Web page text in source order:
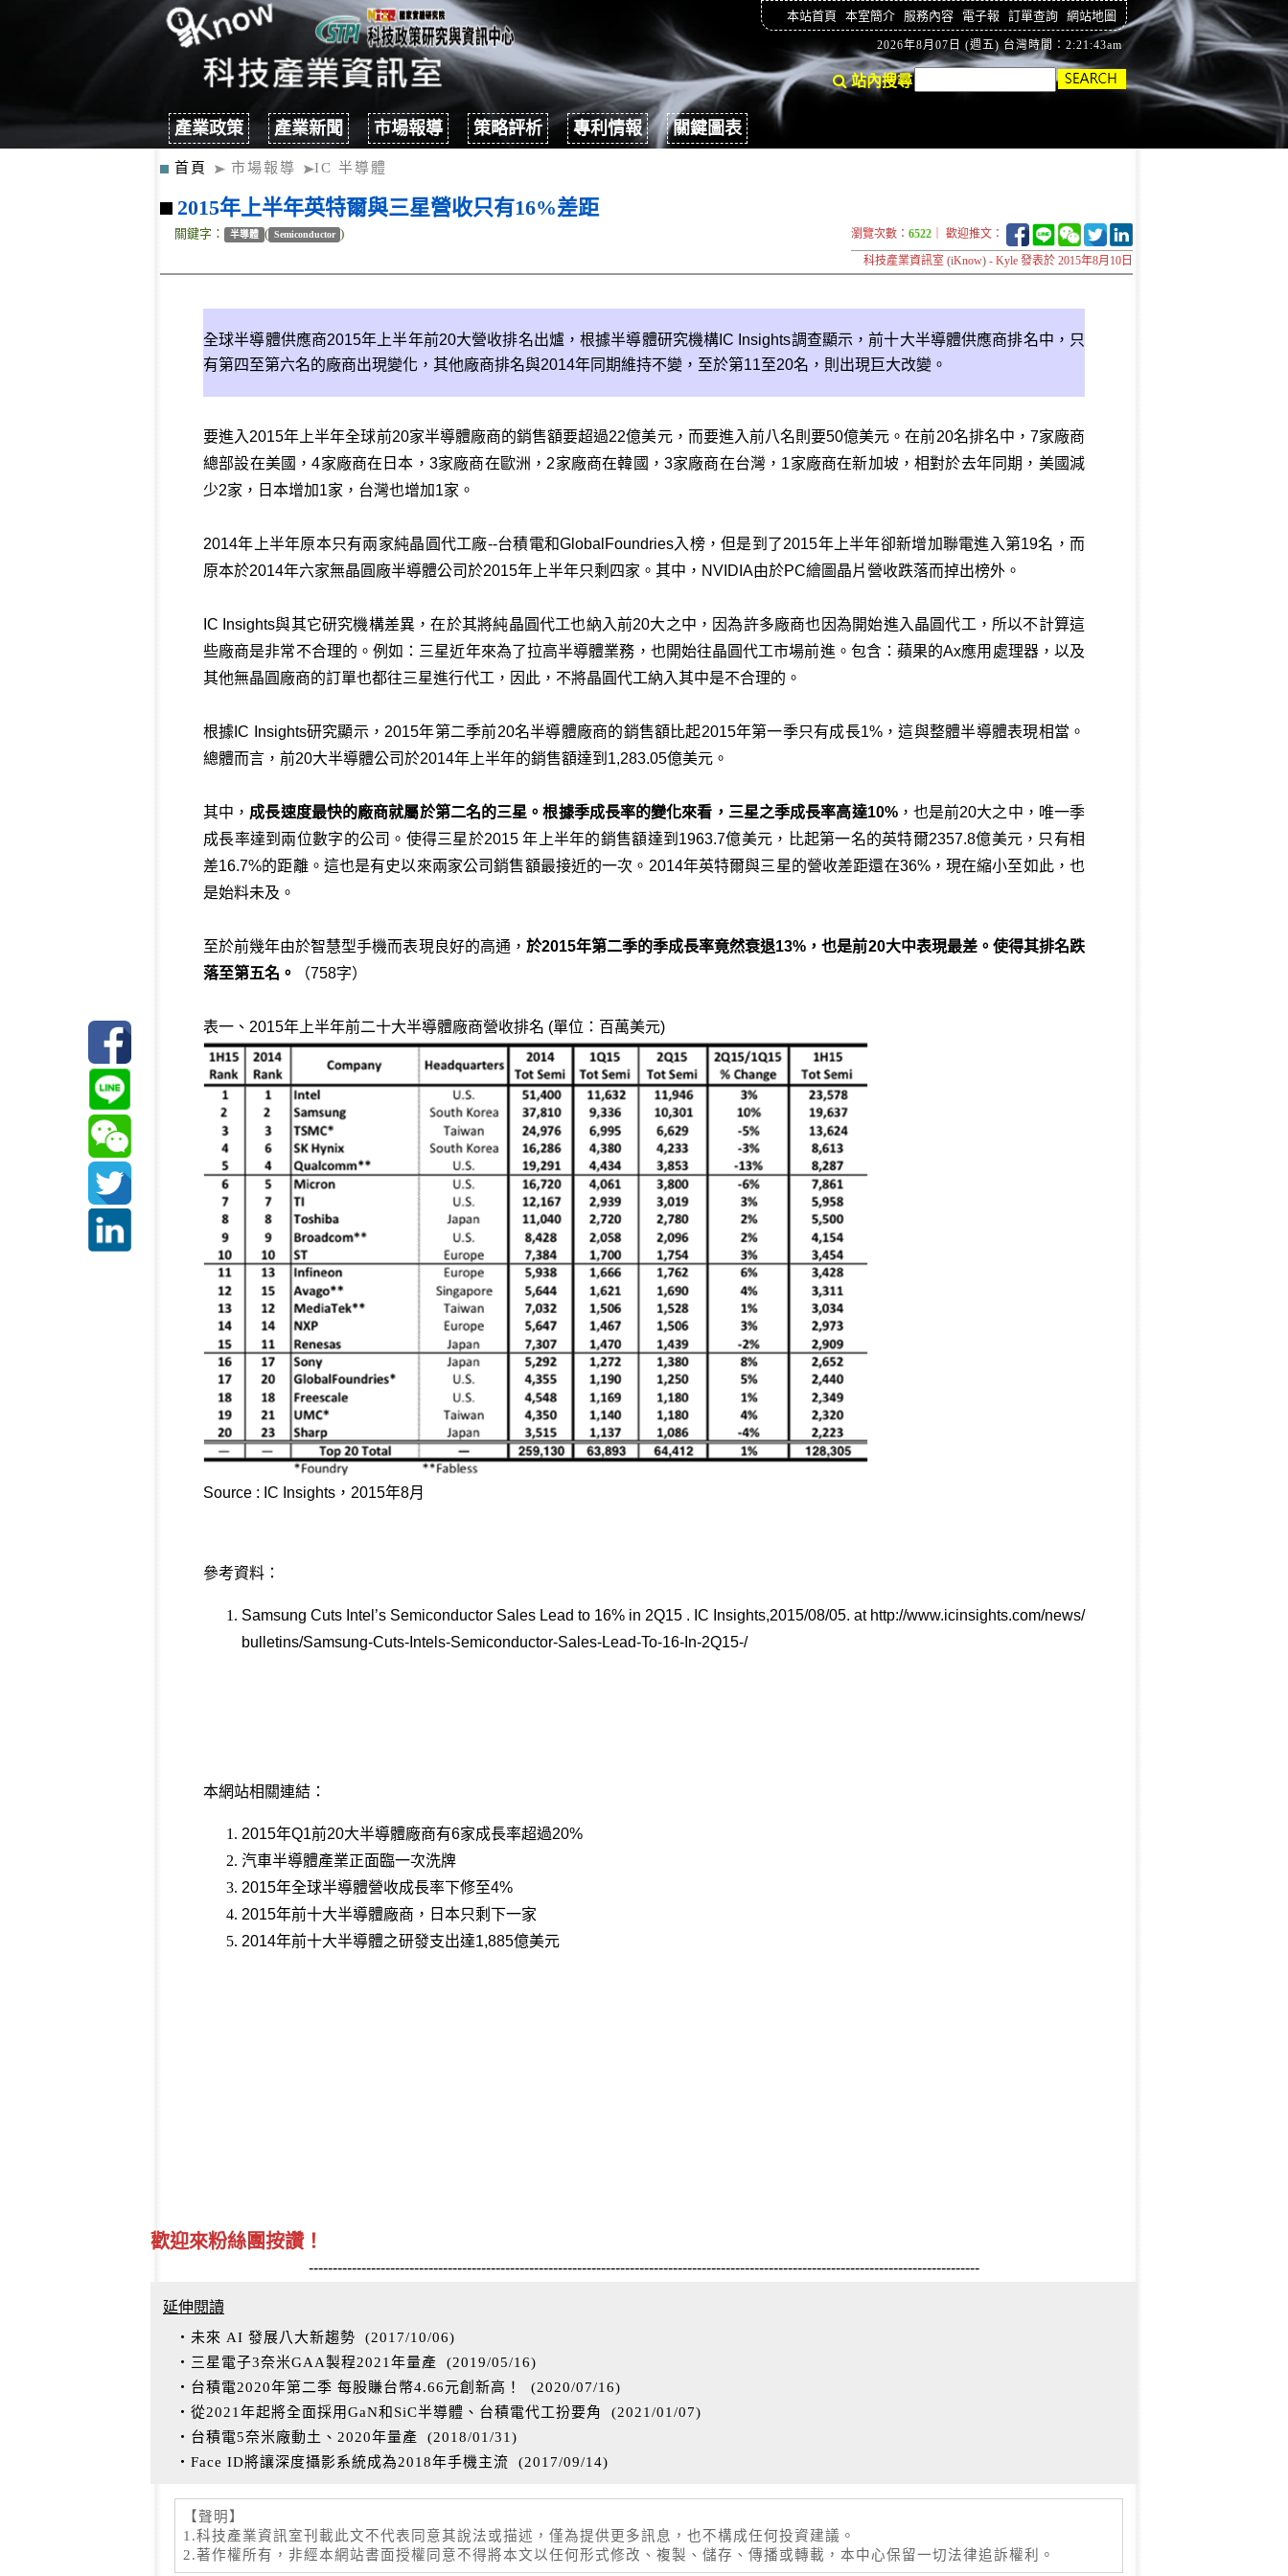
本站首頁 本室簡介 服務內容 電子報 訂單查詢 網站地圖
2026年8月07日 (週五) 台灣時間：2:21:44am
站內搜尋
產業政策 產業新聞 市場報導 策略評析 專利情報 關鍵圖表
首頁 市場報導 IC 半導體
2015年上半年英特爾與三星營收只有16%差距
關鍵字： 半導體 ( Semiconductor ) 瀏覽次數： 6522 ｜ 歡迎推文：
科技產業資訊室 (iKnow) - Kyle 發表於 2015年8月10日
全球半導體供應商2015年上半年前20大營收排名出爐，根據半導體研究機構IC Insights調查顯示，前十大半導體供應商排名中，只
有第四至第六名的廠商出現變化，其他廠商排名與2014年同期維持不變，至於第11至20名，則出現巨大改變。
要進入2015年上半年全球前20家半導體廠商的銷售額要超過22億美元，而要進入前八名則要50億美元。在前20名排名中，7家廠商
總部設在美國，4家廠商在日本，3家廠商在歐洲，2家廠商在韓國，3家廠商在台灣，1家廠商在新加坡，相對於去年同期，美國減
少2家，日本增加1家，台灣也增加1家。
2014年上半年原本只有兩家純晶圓代工廠--台積電和GlobalFoundries入榜，但是到了2015年上半年卻新增加聯電進入第19名，而
原本於2014年六家無晶圓廠半導體公司於2015年上半年只剩四家。其中，NVIDIA由於PC繪圖晶片營收跌落而掉出榜外。
IC Insights與其它研究機構差異，在於其將純晶圓代工也納入前20大之中，因為許多廠商也因為開始進入晶圓代工，所以不計算這
些廠商是非常不合理的。例如：三星近年來為了拉高半導體業務，也開始往晶圓代工市場前進。包含：蘋果的Ax應用處理器，以及
其他無晶圓廠商的訂單也都往三星進行代工，因此，不將晶圓代工納入其中是不合理的。
根據IC Insights研究顯示，2015年第二季前20名半導體廠商的銷售額比起2015年第一季只有成長1%，這與整體半導體表現相當。
總體而言，前20大半導體公司於2014年上半年的銷售額達到1,283.05億美元。
其中， 成長速度最快的廠商就屬於第二名的三星。根據季成長率的變化來看，三星之季成長率高達10%，也是前20大之中，唯一季
成長率達到兩位數字的公司。使得三星於2015 年上半年的銷售額達到1963.7億美元，比起第一名的英特爾2357.8億美元，只有相
差16.7%的距離。這也是有史以來兩家公司銷售額最接近的一次。2014年英特爾與三星的營收差距還在36%，現在縮小至如此，也
是始料未及。
至於前幾年由於智慧型手機而表現良好的高通， 於2015年第二季的季成長率竟然衰退13%，也是前20大中表現最差。使得其排名跌
落至第五名。
（758字）
表一、2015年上半年前二十大半導體廠商營收排名 (單位：百萬美元)
Source : IC Insights，2015年8月
參考資料：
Samsung Cuts Intel’s Semiconductor Sales Lead to 16% in 2Q15 . IC Insights,2015/08/05. at http://www.icinsights.com/news/
bulletins/Samsung-Cuts-Intels-Semiconductor-Sales-Lead-To-16-In-2Q15-/
本網站相關連結：
2015年Q1前20大半導體廠商有6家成長率超過20%
汽車半導體產業正面臨一次洗牌
2015年全球半導體營收成長率下修至4%
2015年前十大半導體廠商，日本只剩下一家
2014年前十大半導體之研發支出達1,885億美元
歡迎來粉絲團按讚！
--------------------------------------------------------------------------------------------------------------------------------------------
延伸閱讀
‧未來 AI 發展八大新趨勢 (2017/10/06)
‧三星電子3奈米GAA製程2021年量產 (2019/05/16)
‧台積電2020年第二季 每股賺台幣4.66元創新高！
(2020/07/16)
‧從2021年起將全面採用GaN和SiC半導體、台積電代工扮要角
(2021/01/07)
‧台積電5奈米廠動土、2020年量產 (2018/01/31 )
‧Face ID將讓深度攝影系統成為2018年手機主流 (2017/09/14)
【聲明】
1.科技產業資訊室刊載此文不代表同意其說法或描述，僅為提供更多訊息，也不構成任何投資建議。
2.著作權所有，非經本網站書面授權同意不得將本文以任何形式修改、複製、儲存、傳播或轉載，本中心保留一切法律追訴權利。